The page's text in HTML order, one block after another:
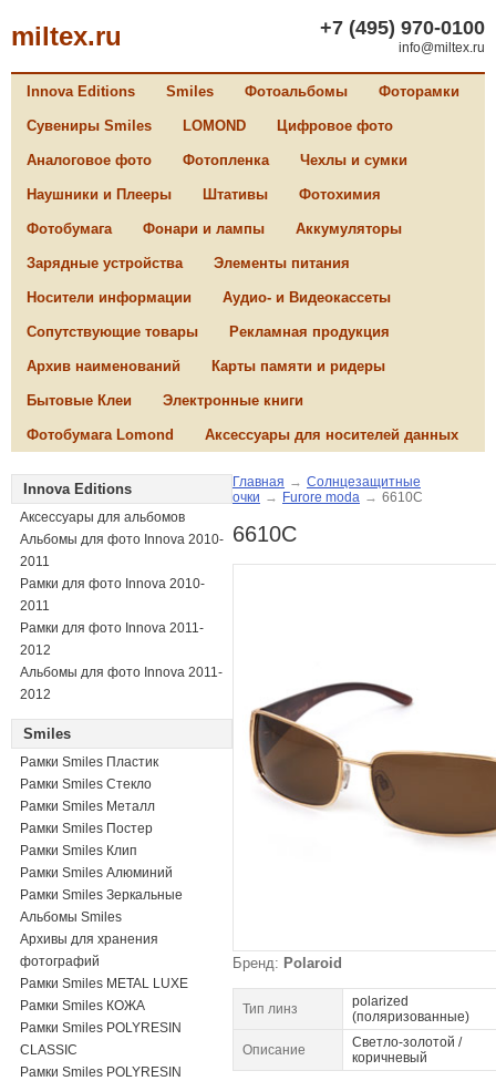
miltex.ru +7 (495) 970-0100
info@miltex.ru
Innova Editions Smiles Фотоальбомы Фоторамки
Сувениры Smiles LOMOND Цифровое фото
Аналоговое фото Фотопленка Чехлы и сумки
Наушники и Плееры Штативы Фотохимия
Фотобумага Фонари и лампы Аккумуляторы
Зарядные устройства Элементы питания
Носители информации Аудио- и Видеокассеты
Сопутствующие товары Рекламная продукция
Архив наименований Карты памяти и ридеры
Бытовые Клеи Электронные книги
Фотобумага Lomond Аксессуары для носителей данных
Innova Editions
Аксессуары для альбомов
Альбомы для фото Innova 2010-
2011
Рамки для фото Innova 2010-
2011
Рамки для фото Innova 2011-
2012
Альбомы для фото Innova 2011-
2012
Smiles
Рамки Smiles Пластик
Рамки Smiles Стекло
Рамки Smiles Металл
Рамки Smiles Постер
Рамки Smiles Клип
Рамки Smiles Алюминий
Рамки Smiles Зеркальные
Альбомы Smiles
Архивы для хранения
фотографий
Рамки Smiles METAL LUXE
Рамки Smiles КОЖА
Рамки Smiles POLYRESIN
CLASSIC
Рамки Smiles POLYRESIN
Главная → Солнцезащитные
очки → Furore moda → 6610C
6610C
Бренд: Polaroid
Тип линз
polarized
(поляризованные)
Описание
Светло-золотой /
коричневый